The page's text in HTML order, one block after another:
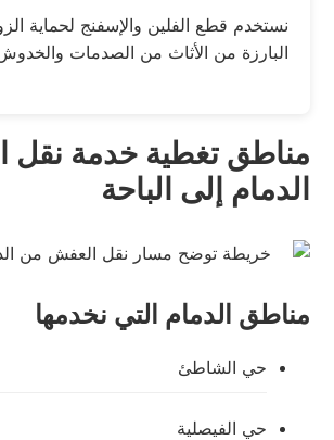
نستخدم قطع الفلين والإسفنج لحماية
البارزة من الأثاث من الصدمات
مناطق تغطية خدمة
الدمام إلى الباحة
مناطق الدمام التي نخدمها
حي الشاطئ
حي الفيصلية